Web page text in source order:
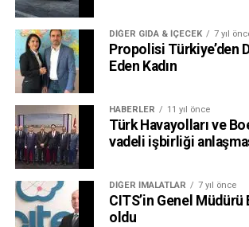
DIĞER GIDA & İÇECEK 7 yıl
Propolisi Türkiye’den
Eden Kadın
HABERLER 11 yıl önce
Türk Havayolları ve
vadeli işbirliği
DIĞER İMALATLAR 7 yıl önce
CITS’in Genel Müdürü
oldu